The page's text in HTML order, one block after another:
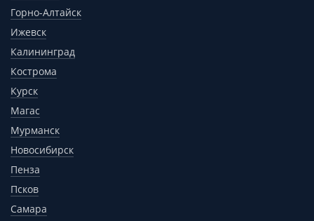
Горно-Алтайск
Ижевск
Калининград
Кострома
Курск
Магас
Мурманск
Новосибирск
Пенза
Псков
Самара